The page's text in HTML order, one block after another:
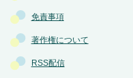
免責事項
著作権について
RSS配信